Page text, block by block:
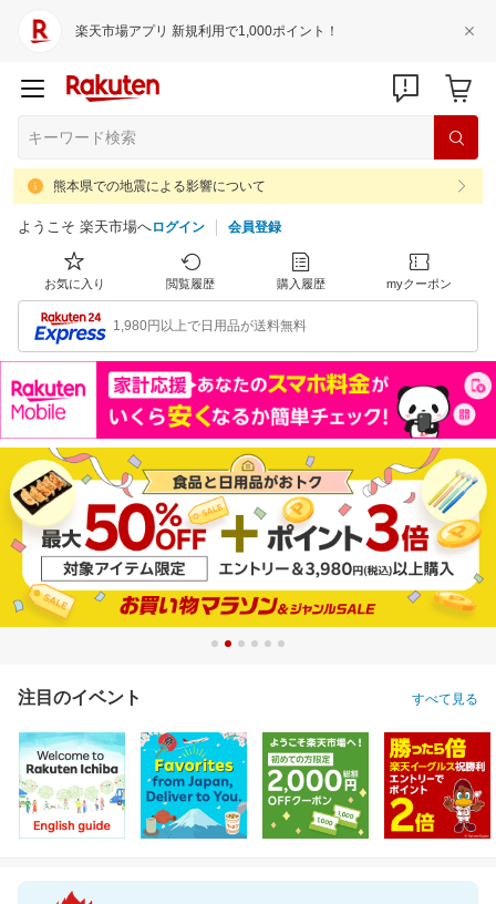
楽天市場アプリ 新規利用で1,000ポイント！
熊本県での地震による影響について
ようこそ 楽天市場へログイン 会員登録
お気に入り 閲覧履歴 購入履歴 myクーポン
1,980円以上で日用品が送料無料
注目のイベント すべて見る